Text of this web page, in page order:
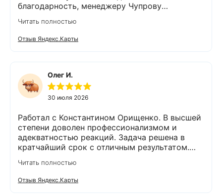
благодарность, менеджеру Чупрову
быстро и чётко всё объяснил,
порекомендовал и подобрал пару вариантов
оборудования. Монтаж так же сделали
быстро и качественно. На каждом этапе
Владимир был на связи и всегда отвечал на
интересующие нас вопросы. Приятным
бонусом был подарок😊👍спасибо. Остались
очень довольны компанией Экодар,
рекомендовать знакомым и друзьям,
обращаться в эту фирму.
Читать полностью
Отзыв Яндекс.Карты
Олег И.
30 июля 2026
Работал с Константином Орищенко. В высшей
степени доволен профессионализмом и
адекватностью реакций. Задача решена в
кратчайший срок с отличным результатом.
должном уровне. Спасибо!
Читать полностью
Отзыв Яндекс.Карты